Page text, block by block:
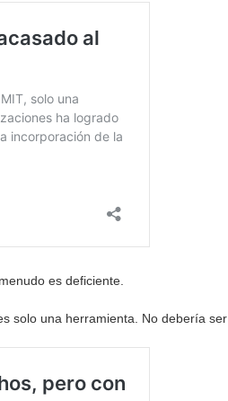
es deficiente.
solo una herramienta. No debería